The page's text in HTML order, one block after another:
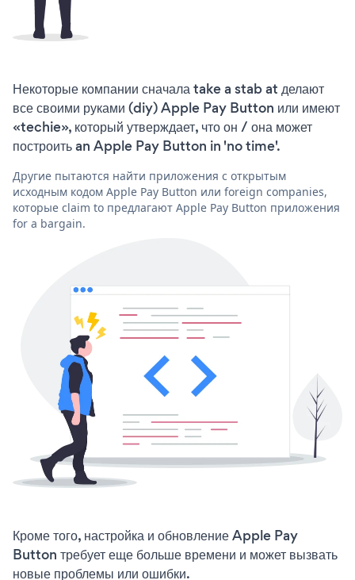
Некоторые компании сначала take a stab at делают
все своими руками (diy) Apple Pay Button или имеют
«techie», который утверждает, что он / она может
построить an Apple Pay Button in 'no time'.
Другие пытаются найти приложения с открытым
исходным кодом Apple Pay Button или foreign companies,
которые claim to предлагают Apple Pay Button приложения
for a bargain.
Кроме того, настройка и обновление Apple Pay
Button требует еще больше времени и может вызвать
новые проблемы или ошибки.